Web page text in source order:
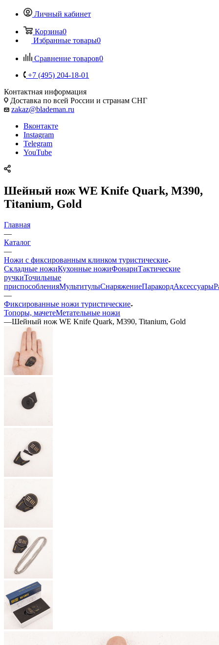
Личный кабинет
Корзина0
Избранные товары0
Сравнение товаров0
+7 (495) 204-18-01
Контактная информация
Доставка по всей России и странам СНГ
zakaz@blademan.ru
Вконтакте
Instagram
Telegram
YouTube
Шейный нож WE Knife Quark, M390,
Titanium, Gold
Главная
—
Каталог
—
Ножи с фиксированным клинком туристические
Складные ножиКухонные ножиФонариТактические
ручкиТочильные
приспособленияМультитулыСнаряжениеПаракордАксессуары
—
Фиксированные ножи туристические
Топоры, мачетеМетательные ножи
—Шейный нож WE Knife Quark, M390, Titanium, Gold